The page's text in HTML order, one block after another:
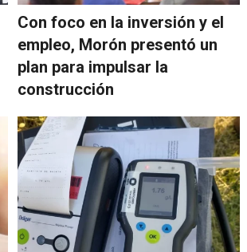
Con foco en la inversión y el
empleo, Morón presentó un
plan para impulsar la
construcción